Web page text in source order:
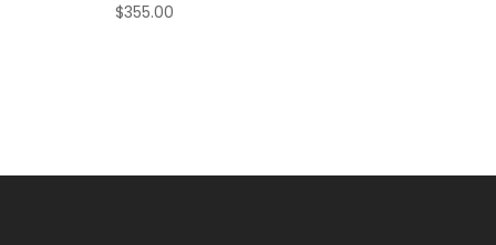
$355.00